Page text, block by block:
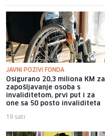
JAVNI POZIVI FONDA
Osigurano 20,3 miliona KM za
zapošljavanje osoba s
invaliditetom, prvi put i za
one sa 50 posto invaliditeta
19 sati